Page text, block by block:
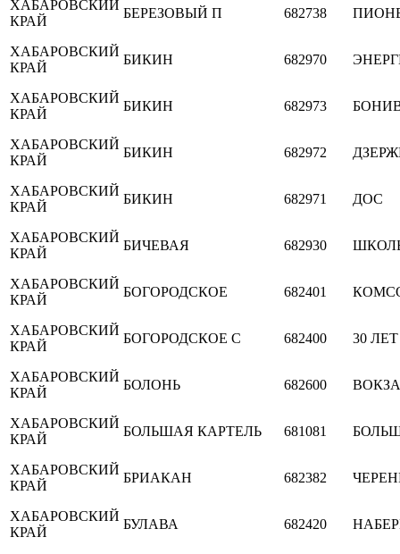
ХАБАРОВСКИЙ
КРАЙ
БЕРЕЗОВЫЙ П 682738
ХАБАРОВСКИЙ
КРАЙ
БИКИН 682970
ХАБАРОВСКИЙ
КРАЙ
БИКИН 682973
ХАБАРОВСКИЙ
КРАЙ
БИКИН 682972
ХАБАРОВСКИЙ
КРАЙ
БИКИН 682971 ДОС
ХАБАРОВСКИЙ
КРАЙ
БИЧЕВАЯ 682930
ХАБАРОВСКИЙ
КРАЙ
БОГОРОДСКОЕ 682401
ХАБАРОВСКИЙ
КРАЙ
БОГОРОДСКОЕ С 682400 30
ХАБАРОВСКИЙ
КРАЙ
БОЛОНЬ 682600
ХАБАРОВСКИЙ
КРАЙ
БОЛЬШАЯ КАРТЕЛЬ 681081
ХАБАРОВСКИЙ
КРАЙ
БРИАКАН 682382
ХАБАРОВСКИЙ
КРАЙ
БУЛАВА 682420